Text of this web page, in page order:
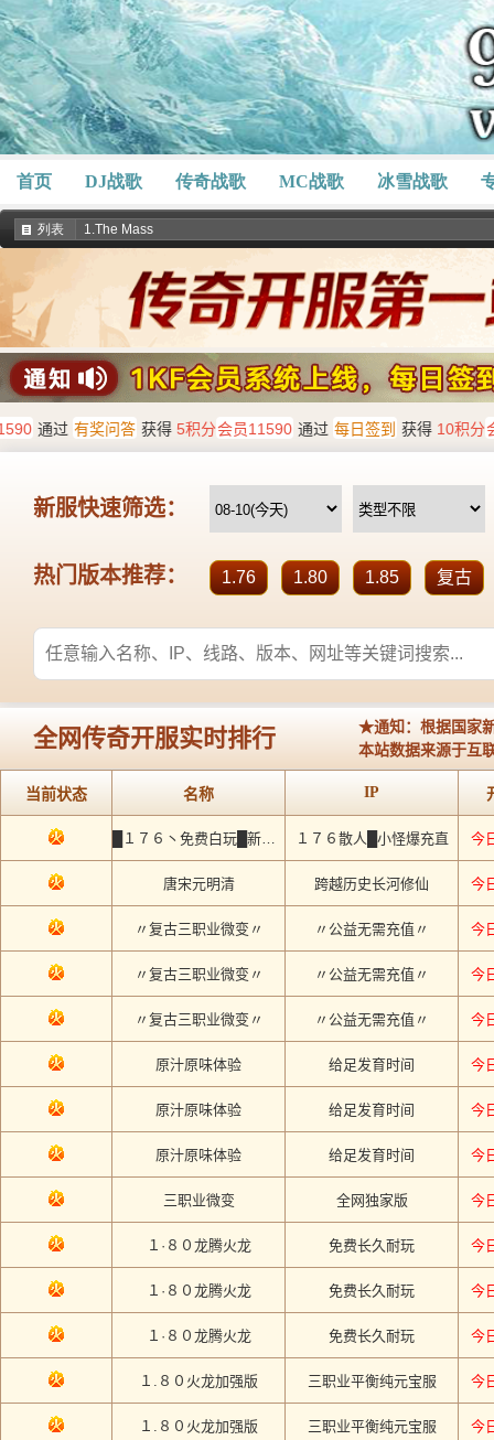
首页 DJ战歌 传奇战歌 MC战歌 冰雪战歌